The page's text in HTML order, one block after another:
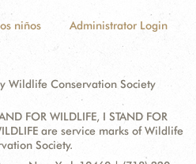
niños Administrator Login
Wildlife Conservation Society
FOR WILDLIFE, I STAND FOR
are service marks of Wildlife
Society.